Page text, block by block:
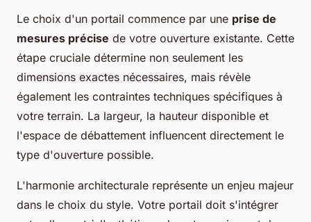
Le choix d'un portail commence par une prise de
mesures précise de votre ouverture existante. Cette
étape cruciale détermine non seulement les
dimensions exactes nécessaires, mais révèle
également les contraintes techniques spécifiques à
votre terrain. La largeur, la hauteur disponible et
l'espace de débattement influencent directement le
type d'ouverture possible.
L'harmonie architecturale représente un enjeu majeur
dans le choix du style. Votre portail doit s'intégrer